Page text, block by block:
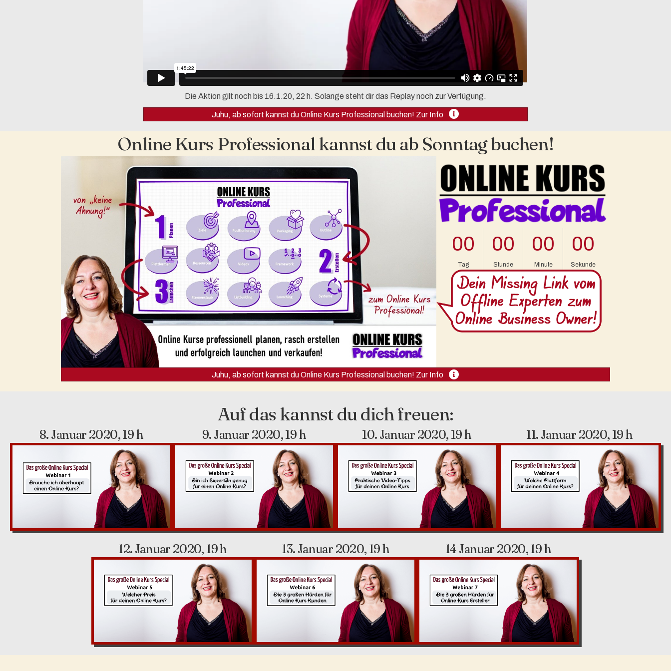
Die Aktion gilt noch bis 16.1.20, 22 h. Solange steht dir das Replay noch zur Verfügung.
Juhu, ab sofort kannst du Online Kurs Professional buchen! Zur Info
Online Kurs Professional kannst du ab Sonntag buchen!
00
Tag
00
Stunde
00
Minute
00
Sekunde
Juhu, ab sofort kannst du Online Kurs Professional buchen! Zur Info
Auf das kannst du dich freuen:
8. Januar 2020, 19 h 9. Januar 2020, 19 h 10. Januar 2020, 19 h 11. Januar 2020, 19 h
12. Januar 2020, 19 h 13. Januar 2020, 19 h 14 Januar 2020, 19 h